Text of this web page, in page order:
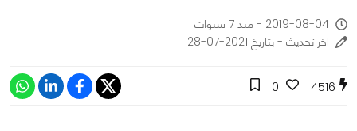
2019-08-04 - منذ 7 سنوات
اخر تحديث - بتاريخ 2021-07-28
4516
0